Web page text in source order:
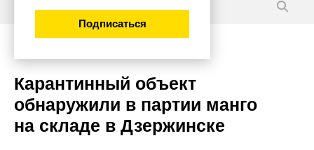
Карантинный объект
обнаружили в партии манго
на складе в Дзержинске
Подписаться